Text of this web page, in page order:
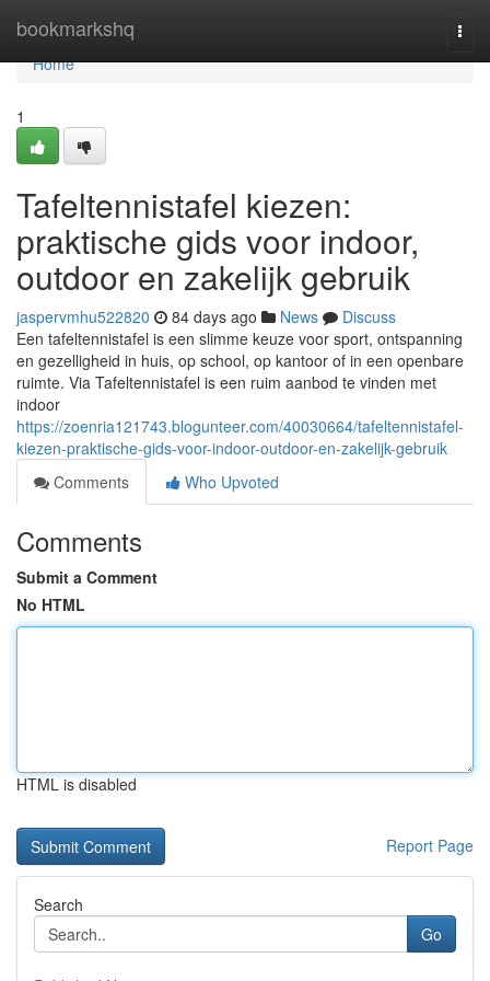
bookmarkshq
Home
Home
1
Tafeltennistafel kiezen:
praktische gids voor indoor,
outdoor en zakelijk gebruik
jaspervmhu522820 84 days ago News
Discuss
Een tafeltennistafel is een slimme keuze voor sport, ontspanning
en gezelligheid in huis, op school, op kantoor of in een openbare
ruimte. Via Tafeltennistafel is een ruim aanbod te vinden met
indoor
https://zoenria121743.blogunteer.com/40030664/tafeltennistafel-
kiezen-praktische-gids-voor-indoor-outdoor-en-zakelijk-gebruik
Comments
Who Upvoted
Comments
Submit a Comment
No HTML
HTML is disabled
Report Page
Search
Go